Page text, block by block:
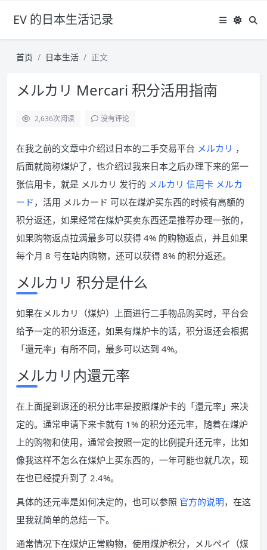
EV 的日本生活记录
首页 日本生活 正文
メルカリ Mercari 积分活用指南
2,636次阅读 没有评论
在我之前的文章中介绍过日本的二手交易平台 メルカリ ，
后面就简称煤炉了，也介绍过我来日本之后办理下来的第一
张信用卡，就是 メルカリ 发行的 メルカリ 信用卡 メルカ
ード ，活用 メルカード 可以在煤炉买东西的时候有高额的
积分返还，如果经常在煤炉买卖东西还是推荐办理一张的，
如果购物返点拉满最多可以获得 4% 的购物返点，并且如果
每个月 8 号在站内购物，还可以获得 8% 的积分返还。
メルカリ 积分是什么
如果在メルカリ（煤炉）上面进行二手物品购买时，平台会
给予一定的积分返还，如果有煤炉卡的话，积分返还会根据
「還元率」有所不同，最多可以达到 4%。
メルカリ内還元率
在上面提到返还的积分比率是按照煤炉卡的「還元率」来决
定的。通常申请下来卡就有 1% 的积分还元率，随着在煤炉
上的购物和使用，通常会按照一定的比例提升还元率，比如
像我这样不怎么在煤炉上买东西的，一年可能也就几次，现
在也已经提升到了 2.4%。
具体的还元率是如何决定的，也可以参照 官方的说明，在这
里我就简单的总结一下。
通常情况下在煤炉正常购物，使用煤炉积分，メルペイ（煤